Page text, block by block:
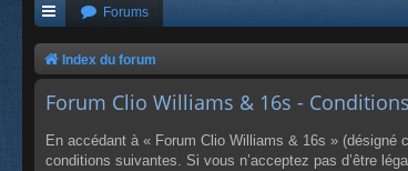
Forums
Index du forum
Forum Clio Williams & 16s -
En accédant à « Forum Clio Williams & 16s »
conditions suivantes. Si vous n’acceptez pas d’être